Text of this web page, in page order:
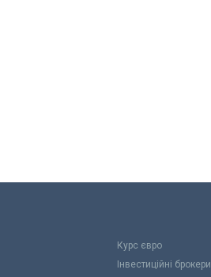
Курс євро
Інвестиційні брокери